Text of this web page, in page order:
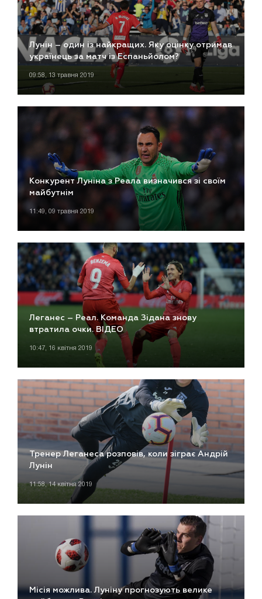
Лунін – один із найкращих. Яку оцінку отримав
українець за матч із Еспаньйолом?
09:58, 13 травня 2019
Конкурент Луніна з Реала визначився зі своїм
майбутнім
11:49, 09 травня 2019
Леганес – Реал. Команда Зідана знову
втратила очки. ВІДЕО
10:47, 16 квітня 2019
Тренер Леганеса розповів, коли зіграє Андрій
Лунін
11:58, 14 квітня 2019
Місія можлива. Луніну прогнозують велике